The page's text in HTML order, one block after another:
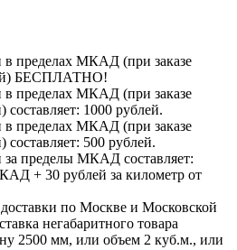
в пределах МКАД (при заказе
БЕСПЛАТНО!
в пределах МКАД (при заказе
составляет: 1000 рублей.
в пределах МКАД (при заказе
составляет: 500 рублей.
за пределы МКАД составляет:
+ 30 рублей за километр от
по Москве и Московской
негабаритного товара
2500 мм, или объем 2 куб.м., или